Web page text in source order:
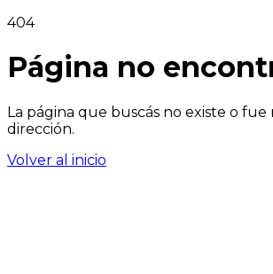
404
Página no
La página que buscás no existe o fue
dirección.
Volver al inicio